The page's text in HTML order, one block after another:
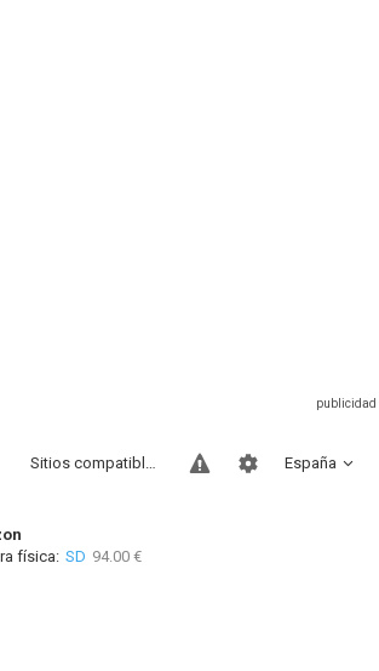
España
Sitios compatibles
física: SD 94.00 €